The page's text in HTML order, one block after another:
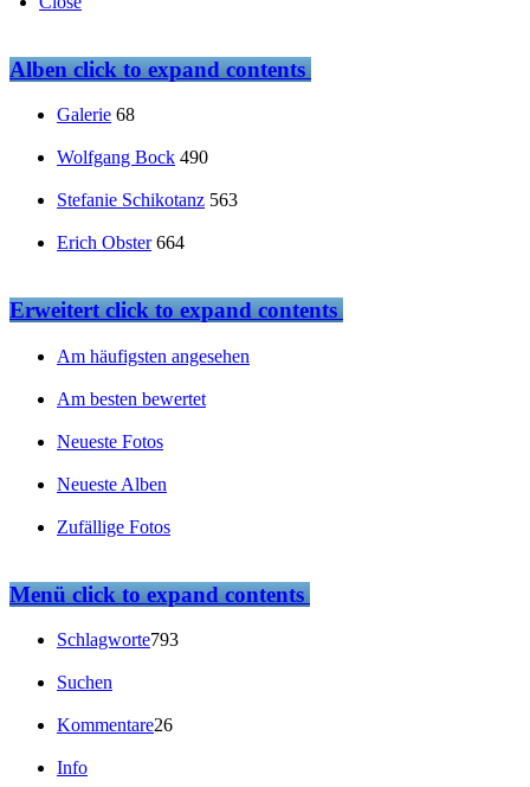
Albenclick to expand contents
Galerie 68
Wolfgang Bock 490
Stefanie Schikotanz 563
Erich Obster 664
Erweitertclick to expand contents
Am häufigsten angesehen
Am besten bewertet
Neueste Fotos
Neueste Alben
Zufällige Fotos
Menüclick to expand contents
Schlagworte793
Suchen
Kommentare26
Info